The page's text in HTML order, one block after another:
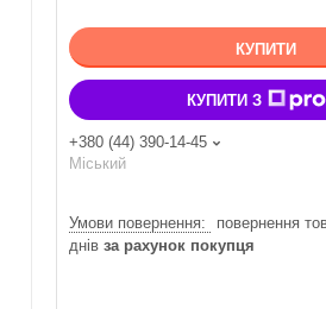
КУПИТИ
КУПИТИ З
+380 (44) 390-14-45
Міський
повернення
днів за рахунок покупця